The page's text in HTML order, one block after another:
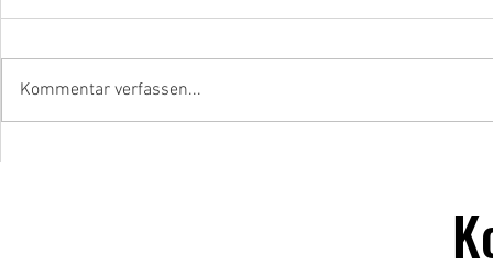
Kommentar verfassen...